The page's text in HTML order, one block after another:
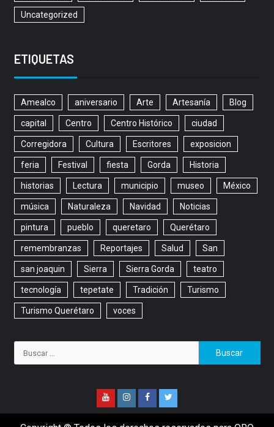
Uncategorized
ETIQUETAS
Amealco aniversario Arte Artesanía Blog
capital Centro Centro Histórico ciudad
Corregidora Cultura Escritores exposicion
feria Festival fiesta Gorda Historia
historias Lectura municipio museo México
música Naturaleza Navidad Noticias
pintura pueblo queretaro Querétaro
remembranzas Reportajes Salud San
san joaquin Sierra Sierra Gorda teatro
tecnología tepetate Tradición Turismo
Turismo Querétaro voces